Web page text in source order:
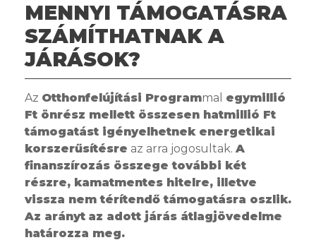
MENNYI TÁMOGATÁSRA
SZÁMÍTHATNAK A
JÁRÁSOK?
Az Otthonfelújítási Programmal egymillió
Ft önrész mellett összesen hatmillió Ft
támogatást igényelhetnek energetikai
korszerűsítésre az arra jogosultak. A
finanszírozás összege további két
részre, kamatmentes hitelre, illetve
vissza nem térítendő támogatásra oszlik.
Az arányt az adott járás átlagjövedelme
határozza meg.